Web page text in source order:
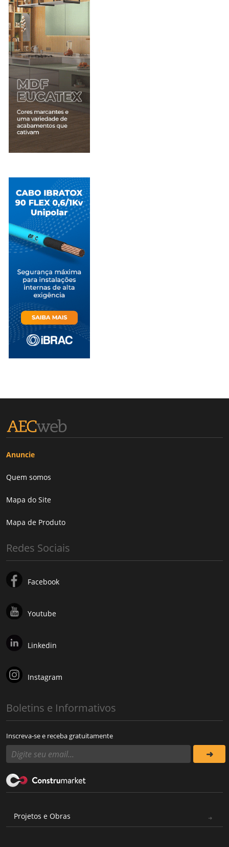
Anuncie
Quem somos
Mapa do Site
Mapa de Produto
Redes Sociais
Facebook
Youtube
Linkedin
Instagram
Boletins e Informativos
Inscreva-se e receba gratuitamente
Projetos e Obras